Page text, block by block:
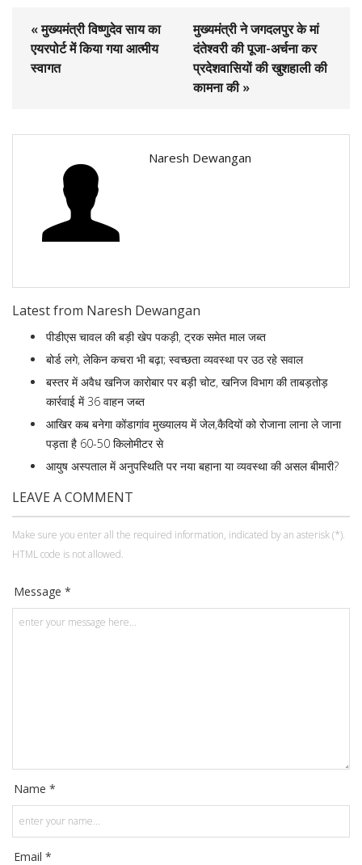
« मुख्यमंत्री विष्णुदेव साय का
एयरपोर्ट में किया गया आत्मीय
स्वागत
मुख्यमंत्री ने जगदलपुर के मां
दंतेश्वरी की पूजा-अर्चना कर
प्रदेशवासियों की खुशहाली की
कामना की »
Naresh Dewangan
Latest from Naresh Dewangan
पीडीएस चावल की बड़ी खेप पकड़ी, ट्रक समेत माल जब्त
बोर्ड लगे, लेकिन कचरा भी बढ़ा; स्वच्छता व्यवस्था पर उठ रहे सवाल
बस्तर में अवैध खनिज कारोबार पर बड़ी चोट, खनिज विभाग की ताबड़तोड़
कार्रवाई में 36 वाहन जब्त
आखिर कब बनेगा कोंडागांव मुख्यालय में जेल,कैदियों को रोजाना लाना ले जाना
पड़ता है 60-50 किलोमीटर से
आयुष अस्पताल में अनुपस्थिति पर नया बहाना या व्यवस्था की असल बीमारी?
LEAVE A COMMENT
Make sure you enter all the required information, indicated by an asterisk (*).
HTML code is not allowed.
Message *
Name *
Email *